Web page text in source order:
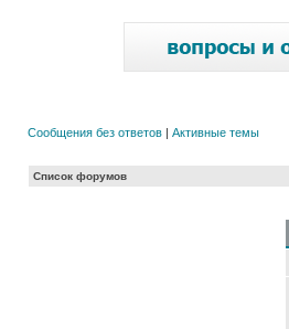
Сообщения без ответов | Активные темы
Список форумов